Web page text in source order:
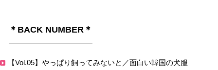
＊BACK NUMBER＊
【Vol.05】やっぱり飼ってみないと／面白い韓国の犬服